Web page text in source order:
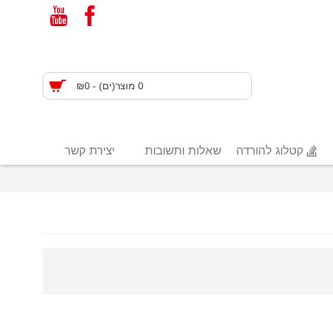
0 מוצר(ים) - ₪0
קטלוג להורדה שאלות ותשובות יצירת קשר